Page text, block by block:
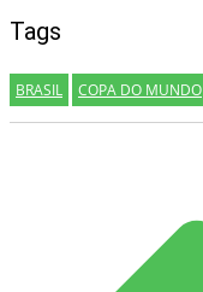
Tags
BRASIL COPA DO MUNDO